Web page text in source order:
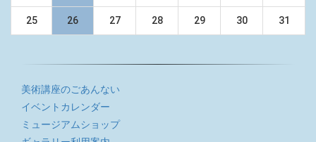
25 26 27 28 29 30 31
美術講座のごあんない
イベントカレンダー
ミュージアムショップ